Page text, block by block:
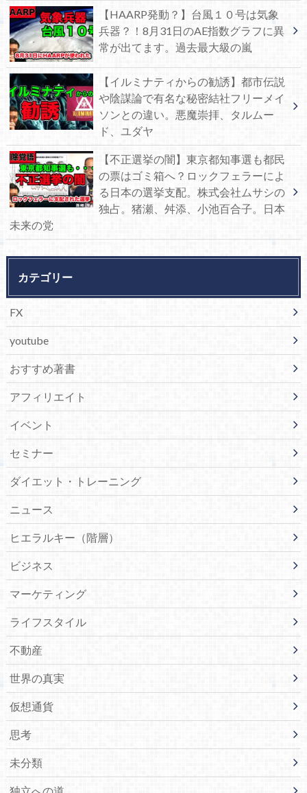
【HAARP発動？】台風１０号は気象
兵器？！8月31日のAE指数グラフに異
常が出てます。過去最大級の嵐
【イルミナティからの勧誘】都市伝説
や陰謀論で有名な秘密結社フリーメイ
ソンとの違い。悪魔崇拝、タルムー
ド、ユダヤ
【不正選挙の闇】東京都知事選も都民
の票はゴミ箱へ？ロックフェラーによ
る日本の選挙支配。株式会社ムサシの
独占。猪瀬、舛添、小池百合子。日本
未来の党
カテゴリー
FX
youtube
おすすめ著書
アフィリエイト
イベント
セミナー
ダイエット・トレーニング
ニュース
ヒエラルキー（階層）
ビジネス
マーケティング
ライフスタイル
不動産
世界の真実
仮想通貨
思考
未分類